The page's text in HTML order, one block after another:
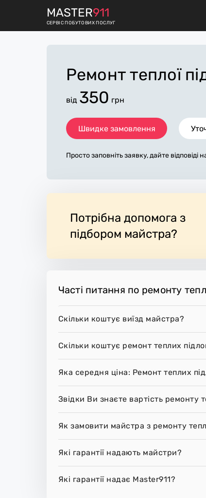
MASTER911
СЕРВІС ПОБУТОВИХ ПОСЛУГ
Ремонт теплої
від 350 грн
Швидке замовлення
Просто заповніть заявку, дайте відповіді
овному не зміниться після завершення
навці стежать за чистотою та
Потрібна допомога з
підбором майстра?
Часті питання по ремонту
Скільки коштує виїзд майстра?
Скільки коштує ремонт теплих підлог
Яка середня ціна: Ремонт теплих
Звідки Ви знаєте вартість ремонту
Як замовити майстра з ремонту
Які гарантії надають майстри?
Які гарантії надає Master911?